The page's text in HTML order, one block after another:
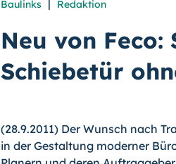
Baulinks | Redaktion
Neu von Feco:
Schiebetür
(28.9.2011) Der Wunsch nach
in der Gestaltung moderner